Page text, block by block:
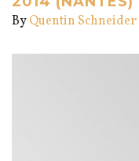
ByQuentin Schneider